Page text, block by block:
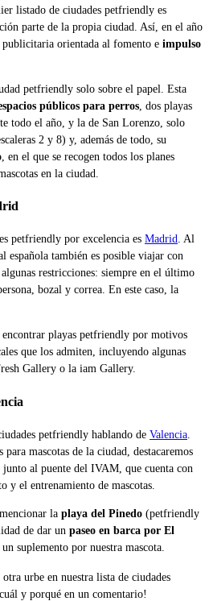
listado de ciudades petfriendly es
parte de la propia ciudad. Así, en el año
orientada al fomento e impulso
petfriendly solo sobre el papel. Esta
públicos para perros , dos playas
todo el año, y la de San Lorenzo, solo
2 y 8) y, además de todo, su
, en el que se recogen todos los planes
en la ciudad.
petfriendly por excelencia es Madrid. Al
española también es posible viajar con
restricciones: siempre en el último
bozal y correa. En este caso, la
playas petfriendly por motivos
que los admiten, incluyendo algunas
Gallery o la iam Gallery.
petfriendly hablando de Valencia.
mascotas de la ciudad, destacaremos
junto al puente del IVAM, que cuenta con
y el entrenamiento de mascotas.
la playa del Pinedo (petfriendly
de dar un paseo en barca por El
suplemento por nuestra mascota.
urbe en nuestra lista de ciudades
y porqué en un comentario!